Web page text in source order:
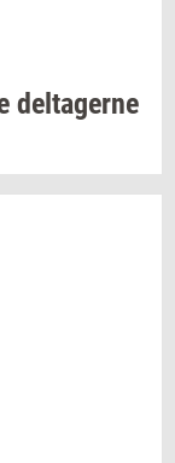
del­ta­ger­ne